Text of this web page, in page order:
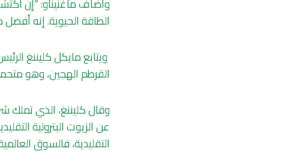
وأضاف ماغنيناو: “إن
الطاقة الحيوية. إنه أفضل
القرطم الهجين، وهو
وقال كليننغ، الذي تملك
عن الزيوت البترولية
التقليدية، فالسوق